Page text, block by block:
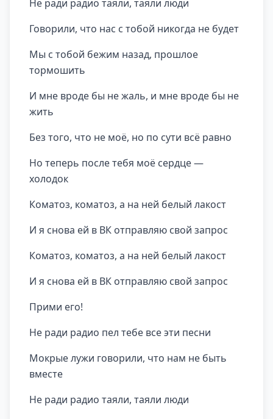
Не ради радио таяли, таяли люди
Говорили, что нас с тобой никогда не будет
Мы с тобой бежим назад, прошлое
тормошить
И мне вроде бы не жаль, и мне вроде бы не
жить
Без того, что не моё, но по сути всё равно
Но теперь после тебя моё сердце —
холодок
Коматоз, коматоз, а на ней белый лакост
И я снова ей в ВК отправляю свой запрос
Коматоз, коматоз, а на ней белый лакост
И я снова ей в ВК отправляю свой запрос
Прими его!
Не ради радио пел тебе все эти песни
Мокрые лужи говорили, что нам не быть
вместе
Не ради радио таяли, таяли люди